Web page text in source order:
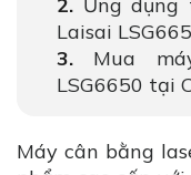
Laisai
Mua
LSG6650 tại
Máy cân bằng